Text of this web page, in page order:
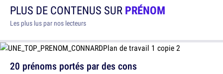
PLUS DE CONTENUS SURPRÉNOM
Les plus lus par nos lecteurs
20 prénoms portés par des cons